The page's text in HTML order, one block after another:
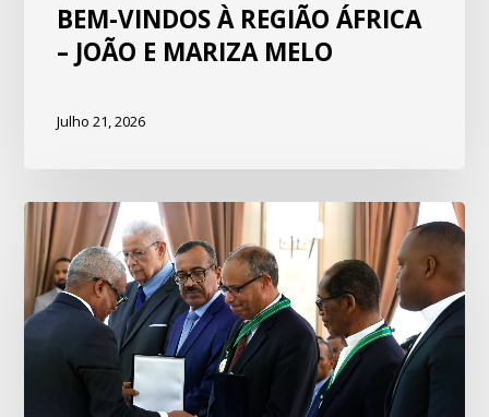
BEM-VINDOS À REGIÃO ÁFRICA
– JOÃO E MARIZA MELO
Julho 21, 2026